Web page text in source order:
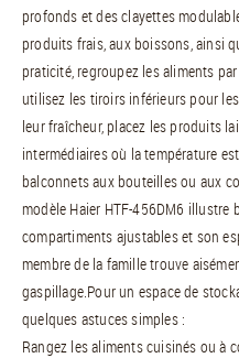
profonds et des clayettes
produits frais, aux boissons, ainsi
praticité, regroupez les aliments
utilisez les tiroirs inférieurs pour
leur fraîcheur, placez les produits
intermédiaires où la température
balconnets aux bouteilles ou aux
modèle Haier HTF-456DM6 illustre
compartiments ajustables et son
membre de la famille trouve
gaspillage.Pour un espace de
quelques astuces simples :
Rangez les aliments cuisinés ou à